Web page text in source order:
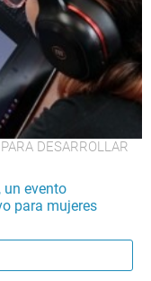
DESARROLLAR
un evento
para mujeres